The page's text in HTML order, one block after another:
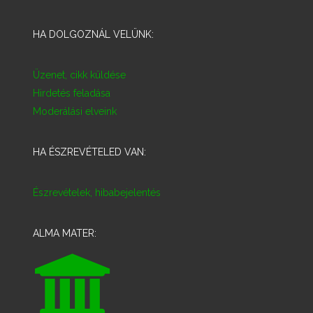
HA DOLGOZNÁL VELÜNK:
Üzenet, cikk küldése
Hirdetés feladása
Moderálási elveink
HA ÉSZREVÉTELED VAN:
Észrevételek, hibabejelentés
ALMA MATER: